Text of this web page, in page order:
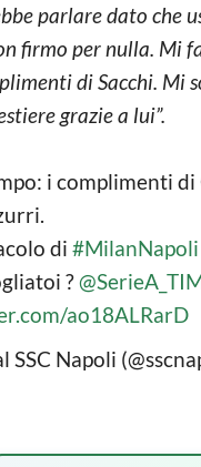
parlare dato che
firmo per nulla. Mi
di Sacchi. Mi
grazie a lui”.
i complimenti di
di #MilanNapoli
?
ao18ALRarD
SSC Napoli